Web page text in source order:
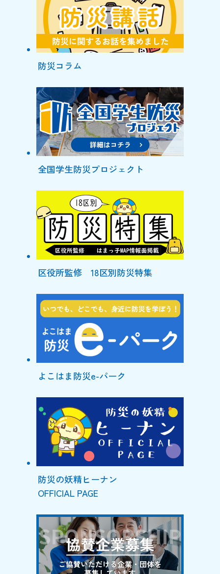
防災コラム
全国学生防災プロジェクト
区役所監修 18区別防災特集
よこはま防災e-パーク
防災の妖精ヒーナン
OFFICIAL PAGE